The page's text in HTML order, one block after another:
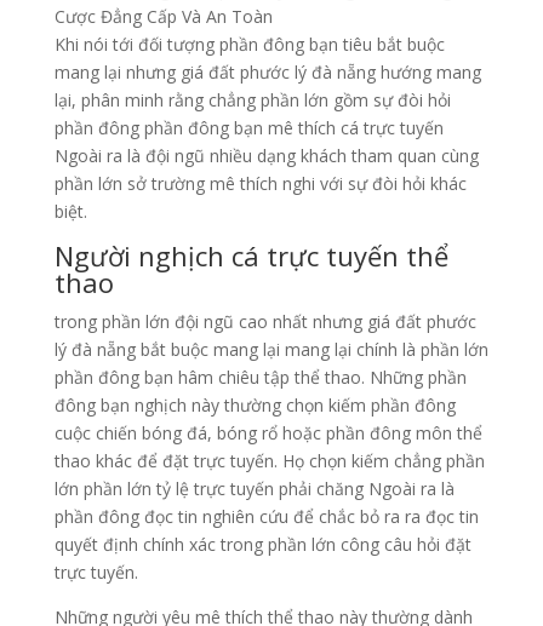
Khi nói tới đối tượng phần đông bạn tiêu bắt buộc
mang lại nhưng giá đất phước lý đà nẵng hướng mang
lại, phân minh rằng chẳng phần lớn gồm sự đòi hỏi
phần đông phần đông bạn mê thích cá trực tuyến
Ngoài ra là đội ngũ nhiều dạng khách tham quan cùng
phần lớn sở trường mê thích nghi với sự đòi hỏi khác
biệt.
Người nghịch cá trực tuyến thể
thao
trong phần lớn đội ngũ cao nhất nhưng giá đất phước
lý đà nẵng bắt buộc mang lại mang lại chính là phần lớn
phần đông bạn hâm chiêu tập thể thao. Những phần
đông bạn nghịch này thường chọn kiếm phần đông
cuộc chiến bóng đá, bóng rổ hoặc phần đông môn thể
thao khác để đặt trực tuyến. Họ chọn kiếm chẳng phần
lớn phần lớn tỷ lệ trực tuyến phải chăng Ngoài ra là
phần đông đọc tin nghiên cứu để chắc bỏ ra ra đọc tin
quyết định chính xác trong phần lớn công câu hỏi đặt
trực tuyến.
Những người yêu mê thích thể thao này thường dành